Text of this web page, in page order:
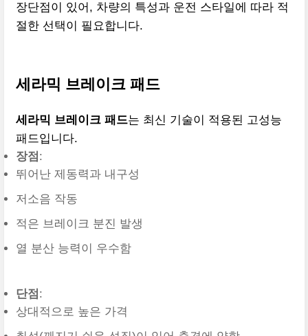
장단점이 있어, 차량의 특성과 운전 스타일에 따라 적
절한 선택이 필요합니다.
세라믹 브레이크 패드
세라믹 브레이크 패드는 최신 기술이 적용된 고성능
패드입니다.
장점 :
뛰어난 제동력과 내구성
저소음 작동
적은 브레이크 분진 발생
열 분산 능력이 우수함
단점 :
상대적으로 높은 가격